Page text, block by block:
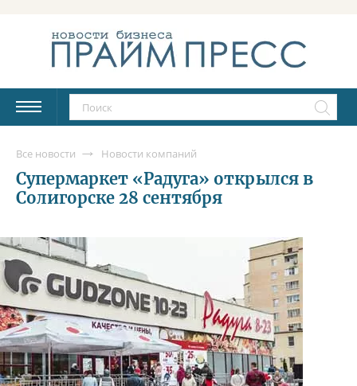
Все новости Новости компаний
Супермаркет «Радуга» открылся в
Солигорске 28 сентября